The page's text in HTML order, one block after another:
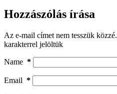
Hozzászólás írása
Az e-mail címet nem tesszük közzé.
karakterrel jelöltük
Name *
Email *